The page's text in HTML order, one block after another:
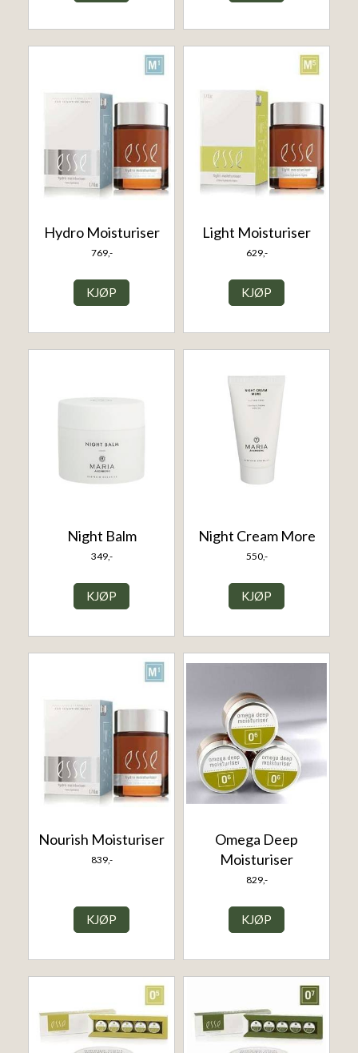
Hydro Moisturiser
769,-
KJØP
Light Moisturiser
629,-
KJØP
Night Balm
349,-
KJØP
Night Cream More
550,-
KJØP
Nourish Moisturiser
839,-
KJØP
Omega Deep
Moisturiser
829,-
KJØP